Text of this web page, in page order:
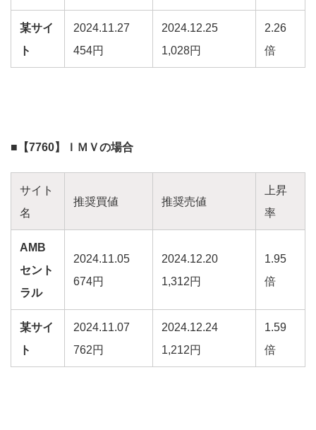
某サイ
ト
2024.11.27
454円
2024.12.25
1,028円
2.26
倍
■【7760】ＩＭＶの場合
サイト
名
推奨買値 推奨売値
上昇
率
AMB
セント
ラル
2024.11.05
674円
2024.12.20
1,312円
1.95
倍
某サイ
ト
2024.11.07
762円
2024.12.24
1,212円
1.59
倍